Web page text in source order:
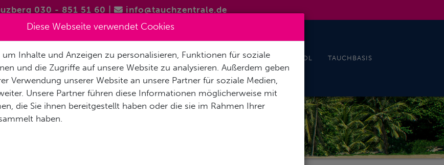
030 - 851 51 60 info@tauchzentrale.de
/ APNOE VERMIETUNG & SERVICE REISEN & EVENTS INDOORPOOL TAUCHBASIS
BEACH RESORT
Diese Webseite verwendet Cookies
Inhalte und Anzeigen zu personalisieren, Funktionen für soziale
und die Zugriffe auf unsere Website zu analysieren. Außerdem geben
Verwendung unserer Website an unsere Partner für soziale Medien,
Unsere Partner führen diese Informationen möglicherweise mit
die Sie ihnen bereitgestellt haben oder die sie im Rahmen Ihrer
haben.